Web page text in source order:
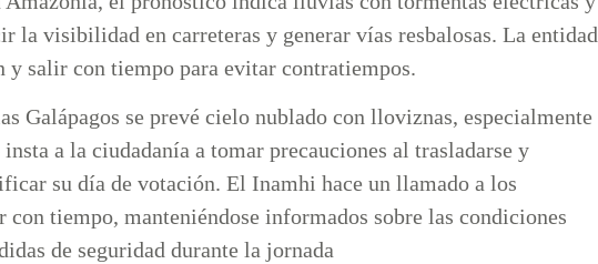
la visibilidad en carreteras y generar vías resbalosas. La entidad
y salir con tiempo para evitar contratiempos.
Galápagos se prevé cielo nublado con lloviznas, especialmente
a la ciudadanía a tomar precauciones al trasladarse y
su día de votación. El Inamhi hace un llamado a los
con tiempo, manteniéndose informados sobre las condiciones
de seguridad durante la jornada